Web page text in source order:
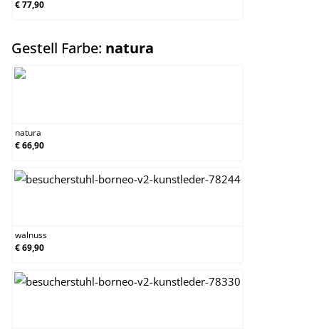
€ 77,90
Gestell Farbe: natura
natura
€ 66,90
walnuss
€ 69,90